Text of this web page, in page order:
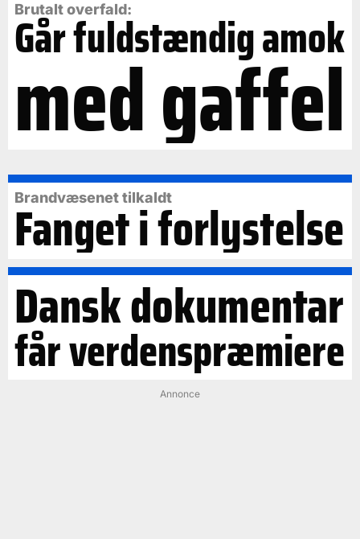
Brutalt overfald:
Går fuldstændig amok
med gaffel
Brandvæsenet tilkaldt
Fanget i forlystelse
Dansk dokumentar
får verdenspræmiere
Annonce